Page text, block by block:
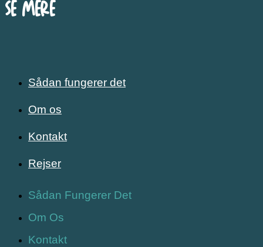
Se mere
Sådan fungerer det
Om os
Kontakt
Rejser
Sådan Fungerer Det
Om Os
Kontakt